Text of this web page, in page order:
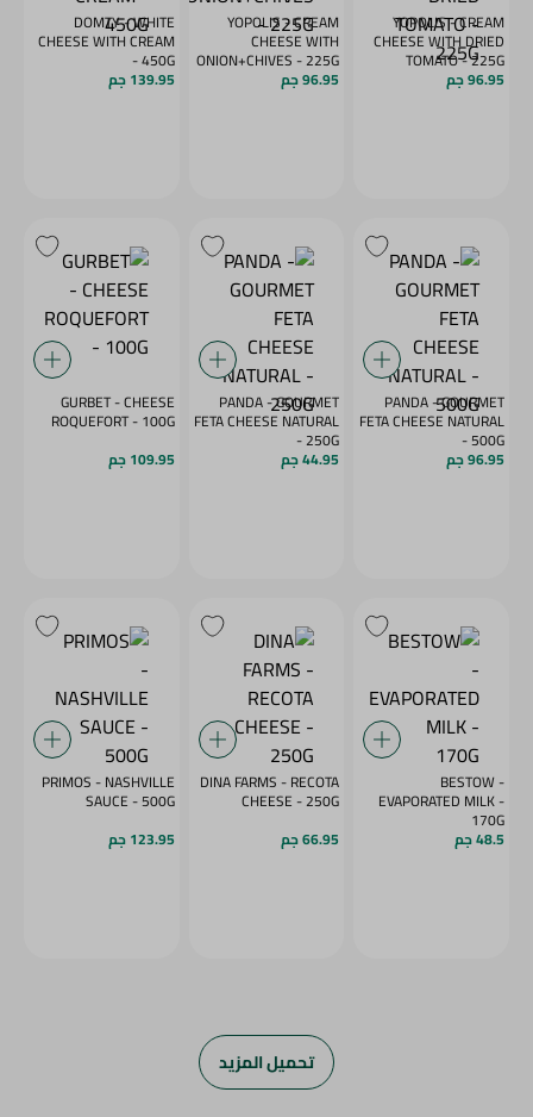
YOPOLIS - CREAM
CHEESE WITH DRIED
TOMATO - 225G
96.95 جم
YOPOLIS - CREAM
CHEESE WITH
ONION+CHIVES - 225G
96.95 جم
DOMTY - WHITE
CHEESE WITH CREAM
- 450G
139.95 جم
PANDA - GOURMET
FETA CHEESE NATURAL
- 500G
96.95 جم
PANDA - GOURMET
FETA CHEESE NATURAL
- 250G
44.95 جم
GURBET - CHEESE
ROQUEFORT - 100G
109.95 جم
BESTOW -
EVAPORATED MILK -
170G
48.5 جم
DINA FARMS - RECOTA
CHEESE - 250G
66.95 جم
PRIMOS - NASHVILLE
SAUCE - 500G
123.95 جم
تحميل المزيد